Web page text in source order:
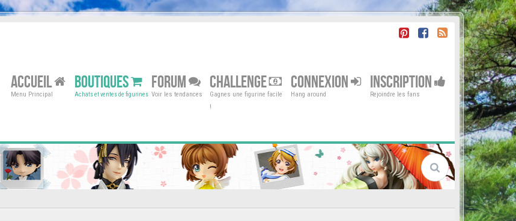
ACCUEIL
Menu Principal
BOUTIQUES
Achats et ventes de figurines
FORUM
Voir les tendances
CHALLENGE
Gagnes une figurine facile
!
CONNEXION
Hang around
INSCRIPTION
Rejoindre les fans